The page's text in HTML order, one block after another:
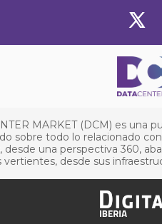
MARKET (DCM) es una
sobre todo lo relacionado
desde una perspectiva 360,
vertientes, desde sus